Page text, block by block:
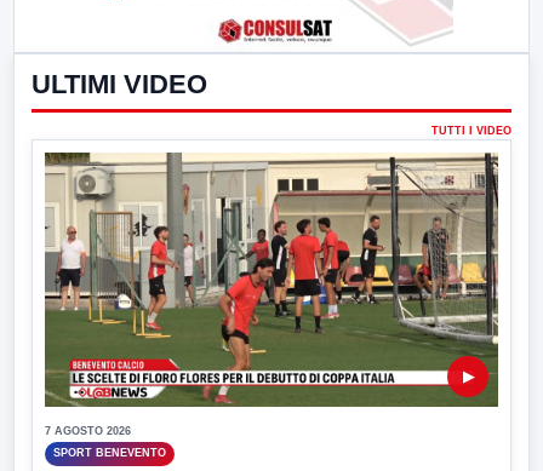
ULTIMI VIDEO
TUTTI I VIDEO
▶
7 AGOSTO 2026
SPORT BENEVENTO